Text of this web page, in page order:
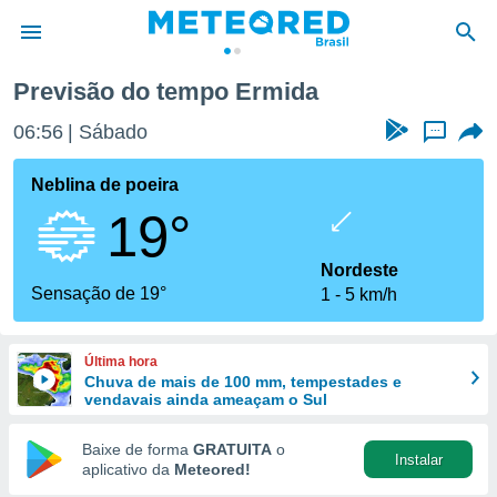
da
fornecidas
a este
das
e
forma
digital
Previsão do tempo Ermida
06:56 Sábado ...
Neblina de poeira
19°
Sensação de 19°
Nordeste
1
5 km/h
Última hora
Chuva de mais de 100 mm, tempestades e
vendavais ainda ameaçam o Sul
Baixe de forma GRATUITA o
aplicativo da Meteored!
Instalar